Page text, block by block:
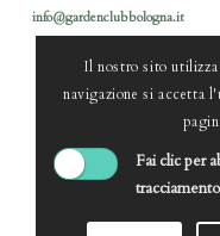
info@gardenclubbologna.it
Il nostro sito
navigazione si accetta
Fai clic per